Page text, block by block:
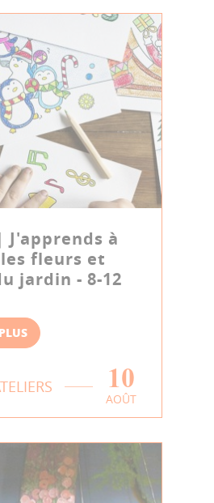
J'apprends à
fleurs et
jardin - 8-12
10
AOÛT